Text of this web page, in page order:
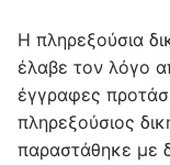
Η πληρεξούσια
έλαβε τον λόγο
έγγραφες
πληρεξούσιος
παραστάθηκε με